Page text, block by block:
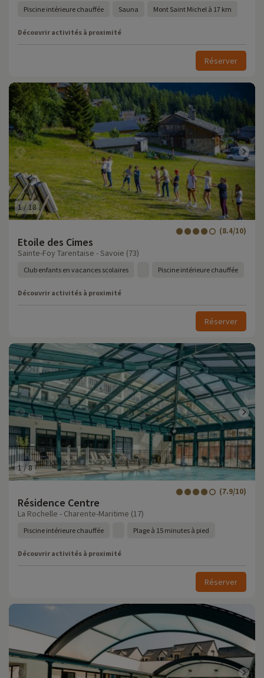
Piscine intérieure chauffée Sauna Mont Saint Michel à 17 km
Découvrir activités à proximité
Réserver
1/18
Etoile des Cimes
(8.4/10)
Sainte-Foy Tarentaise - Savoie (73)
Club enfants en vacances scolaires Piscine intérieure chauffée
Découvrir activités à proximité
Réserver
1/8
Résidence Centre
(7.9/10)
La Rochelle - Charente-Maritime (17)
Piscine intérieure chauffée Plage à 15 minutes à pied
Découvrir activités à proximité
Réserver